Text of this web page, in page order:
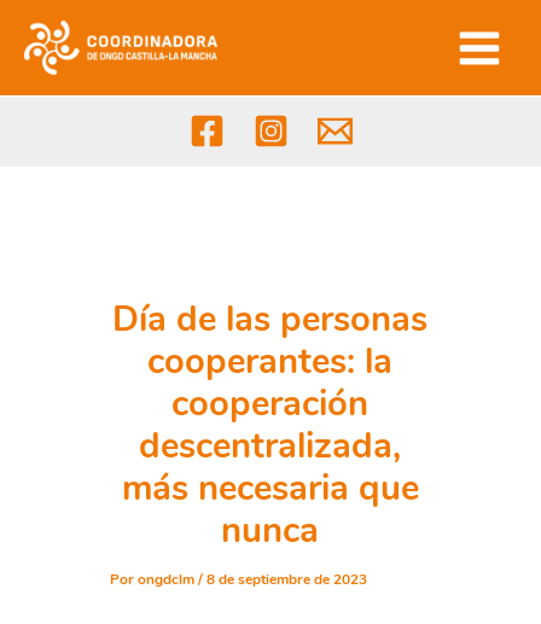
contenido
Día de las personas
cooperantes: la
cooperación
descentralizada,
más necesaria que
nunca
Porongdclm/8 de septiembre de 2023